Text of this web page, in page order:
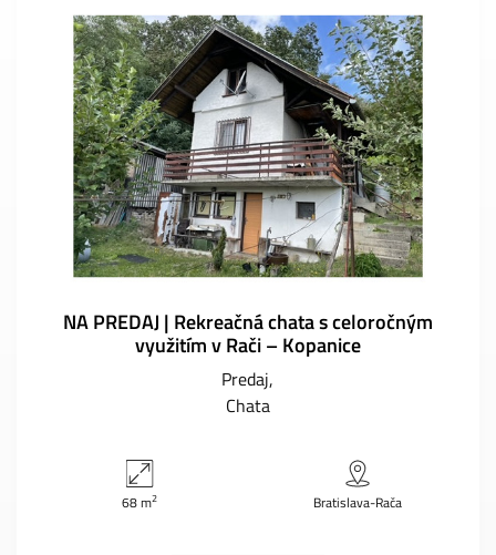
NA PREDAJ | Rekreačná chata s celoročným
využitím v Rači – Kopanice
Predaj
Chata
68 m2 Bratislava-Rača